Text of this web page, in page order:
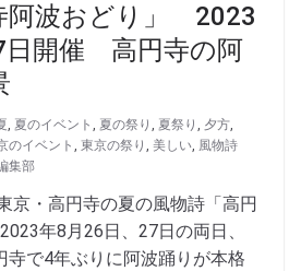
阿波おどり」 2023
日開催 高円寺の阿
, 夏のイベント , 夏の祭り , 夏祭り , 夕方,
のイベント , 東京の祭り , 美しい, 風物詩
集部
京・高円寺の夏の風物詩「高円
年8月26日、27日の両日、
寺で4年ぶりに阿波踊りが本格